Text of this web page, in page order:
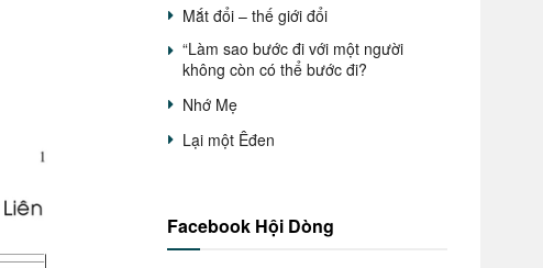
Mắt đổi – thế giới đổi
“Làm sao bước đi với một người
không còn có thể bước đi?
Nhớ Mẹ
Lại một Êđen
Facebook Hội Dòng